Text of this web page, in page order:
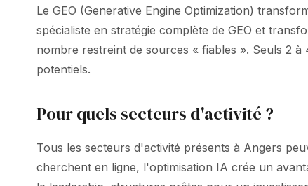
Le GEO (Generative Engine Optimization)
spécialiste en stratégie complète de GEO et
nombre restreint de sources « fiables ». Seuls 2
potentiels.
Pour quels secteurs d'activité ?
Tous les secteurs d'activité présents à Angers
cherchent en ligne, l'optimisation IA crée un